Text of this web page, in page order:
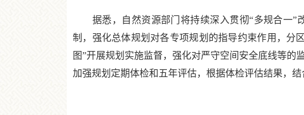
据悉，自然资源部门将持续深入贯彻“多规合一”
制，强化总体规划对各专项规划的指导约束作用，分
图”开展规划实施监督，强化对严守空间安全底线等的
加强规划定期体检和五年评估，根据体检评估结果，